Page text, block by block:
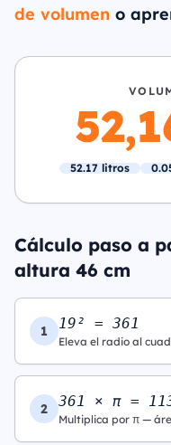
de volumen o
52.17 litros
Cálculo paso a
altura 46 cm
1 19² = 361
Eleva el radio al
2 361 × π =
Multiplica por π —